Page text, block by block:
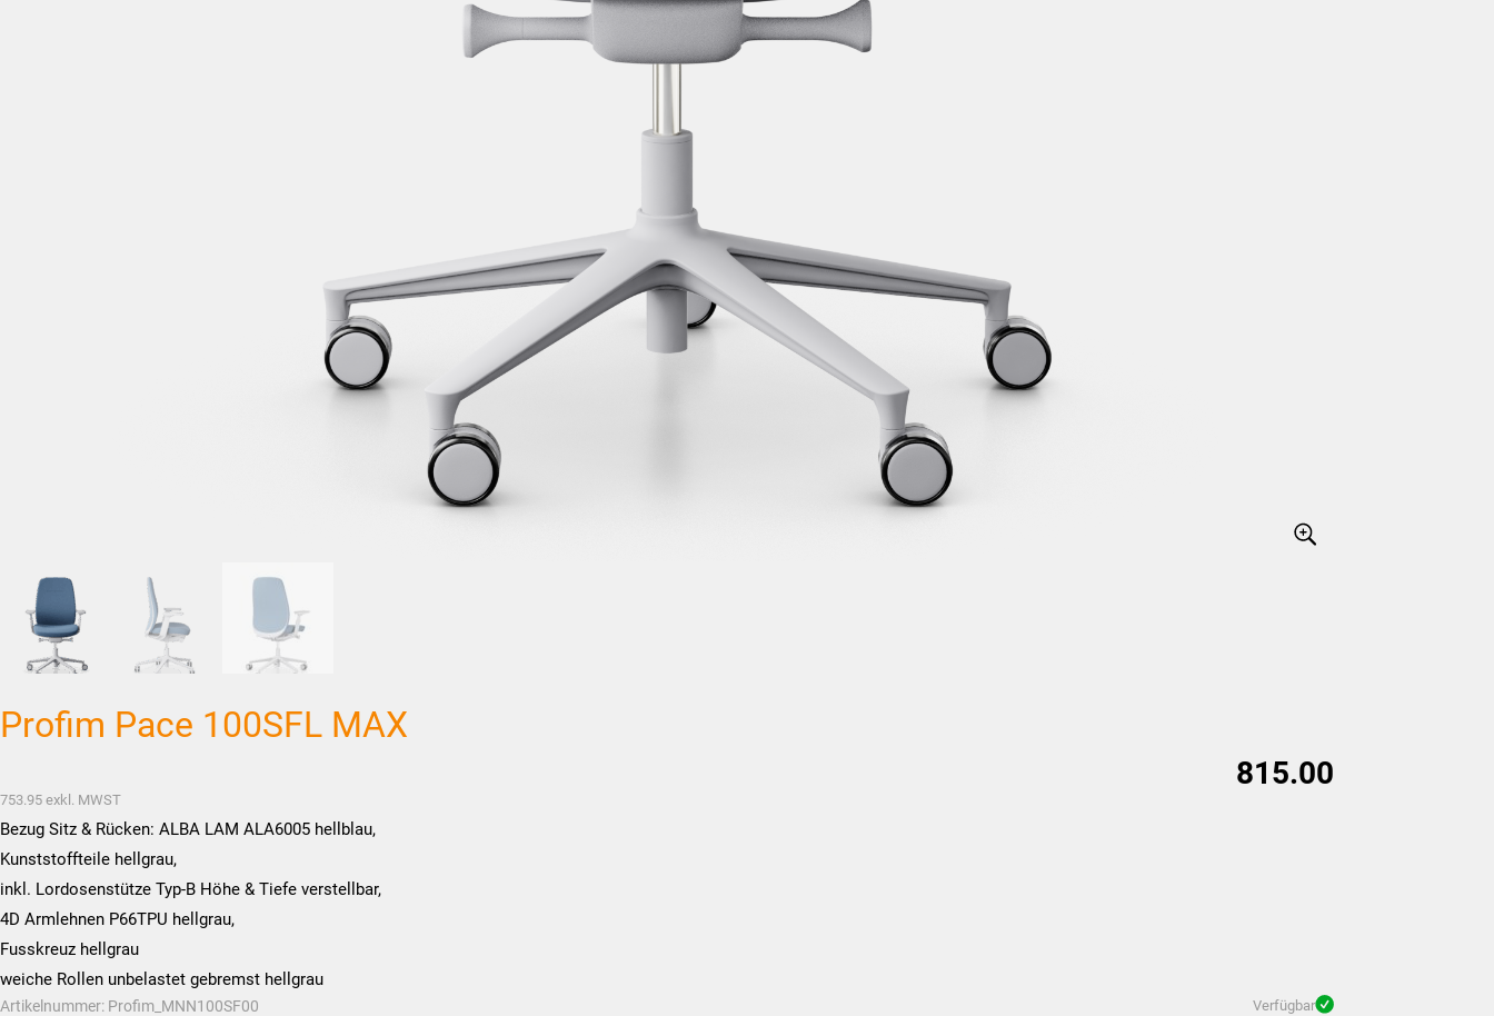
Profim Pace 100SFL MAX
815.00
753.95 exkl. MWST
Bezug Sitz & Rücken: ALBA LAM ALA6005 hellblau,
Kunststoffteile hellgrau,
inkl. Lordosenstütze Typ-B Höhe & Tiefe verstellbar,
4D Armlehnen P66TPU hellgrau,
Fusskreuz hellgrau
weiche Rollen unbelastet gebremst hellgrau
Artikelnummer: Profim_MNN100SF00 Verfügbar